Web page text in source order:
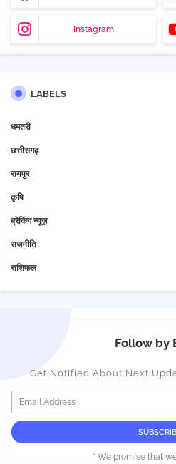
Instagram
LABELS
धमतरी
छत्तीसगढ़
रायपुर
कृषि
ब्रेकिंग न्यूज़
राजनीति
राशिफल
Follow by
Get Notified About Next
* We promise that